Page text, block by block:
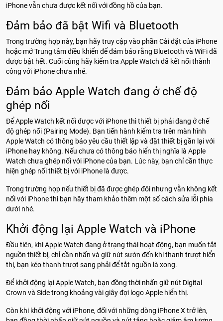
iPhone vẫn chưa được kết nối với đồng hồ của bạn.
Đảm bảo đã bật Wifi và Bluetooth
Trong trường hợp này, bạn hãy truy cập vào phần Cài đặt của iPhone
hoặc mở Trung tâm điều khiển để đảm bảo rằng Bluetooth và WiFi đã
được bật hết. Cuối cùng hãy kiểm tra Apple Watch đã kết nối thành
công với iPhone chưa nhé.
Đảm bảo Apple Watch đang ở chế độ
ghép nối
Để Apple Watch kết nối được với iPhone thì thiết bị phải đang ở chế
độ ghép nối (Pairing Mode). Bạn tiến hành kiểm tra trên màn hình
Apple Watch có thông báo yêu cầu thiết lập và đặt thiết bị gần lại với
iPhone hay không. Nếu chưa có thông báo hiển thị nghĩa là Apple
Watch chưa ghép nối với iPhone của bạn. Lúc này, bạn chỉ cần thực
hiện ghép nối thiết bị với iPhone là được.
Trong trường hợp nếu thiết bị đã được ghép đôi nhưng vẫn không kết
nối với iPhone thì bạn hãy tham khảo thêm một số cách sửa lỗi phía
dưới nhé.
Khởi động lại Apple Watch và iPhone
Đầu tiên, khi Apple Watch đang ở trạng thái hoạt động, bạn muốn tắt
nguồn thiết bị, chỉ cần nhấn và giữ nút sườn đến khi thanh trượt hiển
thị, bạn kéo thanh trượt sang phải để tắt nguồn là xong.
Để khởi động lại Apple Watch, bạn đồng thời nhấn giữ nút Digital
Crown và Side trong khoảng vài giây đợi logo Apple hiển thị.
Còn khi khởi động với iPhone, đối với những dòng iPhone X trở lên,